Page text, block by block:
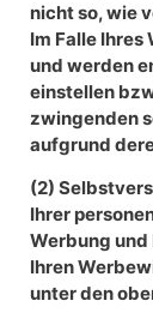
nicht so, wie
Im Falle
und werden
einstellen
zwingenden
aufgrund
(2)
Ihrer
Werbung
Ihren
unter den